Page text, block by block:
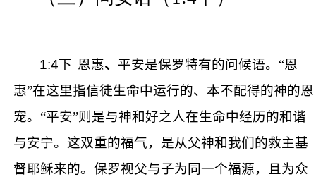
1:4下 恩惠、 平安是保罗特有的问候语。“恩
惠”在这里指信徒生命中运行的、本不配得的神的恩
宠。“平安”则是与神和好之人在生命中经历的和谐
与安宁。这双重的福气，是从父神和我们的救主基
督耶稣来的。保罗视父与子为同一个福源，且为众